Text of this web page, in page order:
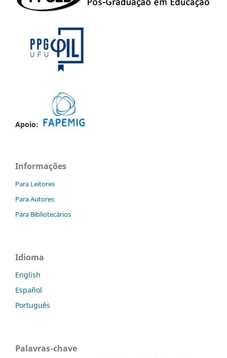
Apoio:
Informações
Para Leitores
Para Autores
Para Bibliotecários
Idioma
English
Español
Português
Palavras-chave